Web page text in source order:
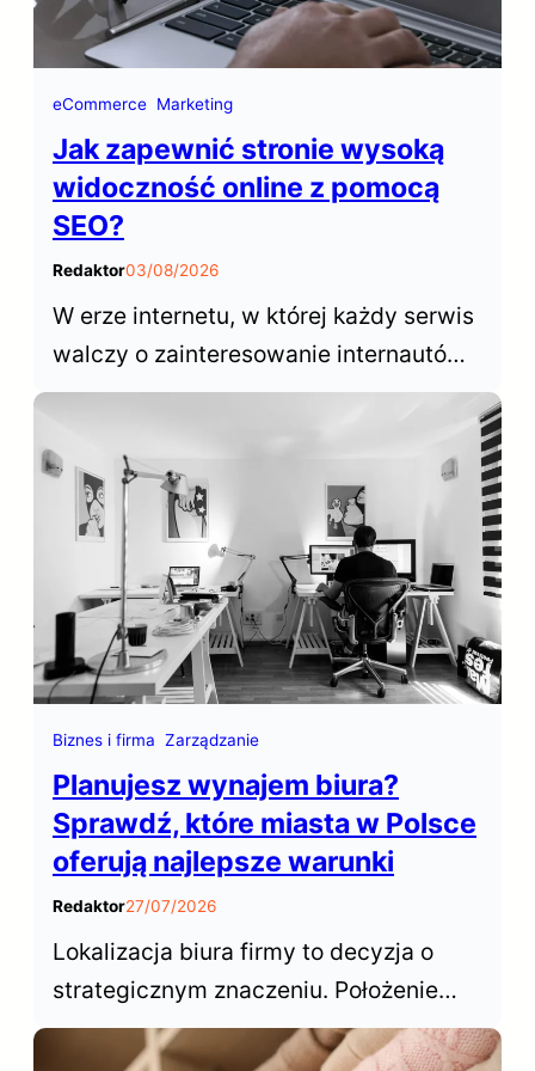
eCommerce Marketing
Jak zapewnić stronie wysoką
widoczność online z pomocą
SEO?
Redaktor03/08/2026
W erze internetu, w której każdy serwis
walczy o zainteresowanie internautów,
sukces opiera się na zdolności do
witryny. W tym kontekście,
optymalizacja dla wyszukiwarek,
często określana skrótem SEO (Search
Engine Optimization), odgrywa
kluczową rolę w zwiększaniu…
Biznes i firma Zarządzanie
Planujesz wynajem biura?
Sprawdź, które miasta w Polsce
oferują najlepsze warunki
Redaktor27/07/2026
Lokalizacja biura firmy to decyzja o
strategicznym znaczeniu. Położenie
biura decyduje o dostępie do talentów,